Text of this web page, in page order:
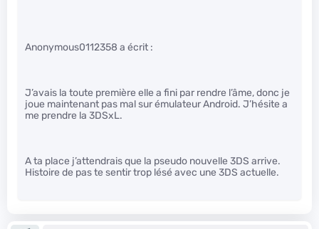
Anonymous0112358 a écrit :
J’avais la toute première elle a fini par rendre l’âme, donc je
joue maintenant pas mal sur émulateur Android. J’hésite a
me prendre la 3DSxL.
A ta place j’attendrais que la pseudo nouvelle 3DS arrive.
Histoire de pas te sentir trop lésé avec une 3DS actuelle.